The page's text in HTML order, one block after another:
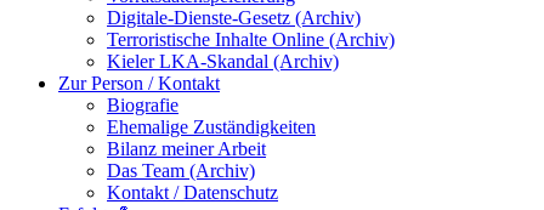
Digitale-Dienste-Gesetz (Archiv)
Terroristische Inhalte Online (Archiv)
Kieler LKA-Skandal (Archiv)
Zur Person / Kontakt
Biografie
Ehemalige Zuständigkeiten
Bilanz meiner Arbeit
Das Team (Archiv)
Kontakt / Datenschutz